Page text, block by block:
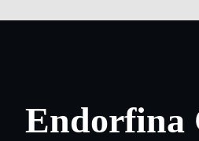
Endorfina